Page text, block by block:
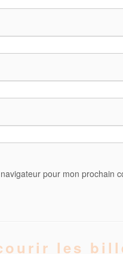
pour mon prochain
les